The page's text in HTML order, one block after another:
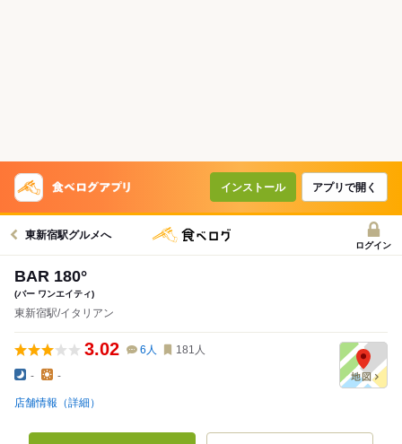
インストール アプリで開く
東新宿駅グルメへ
ログイン
BAR 180°
(バー ワンエイティ)
東新宿駅/イタリアン
3.02 6 人 181 人
- -
店舗情報（詳細）